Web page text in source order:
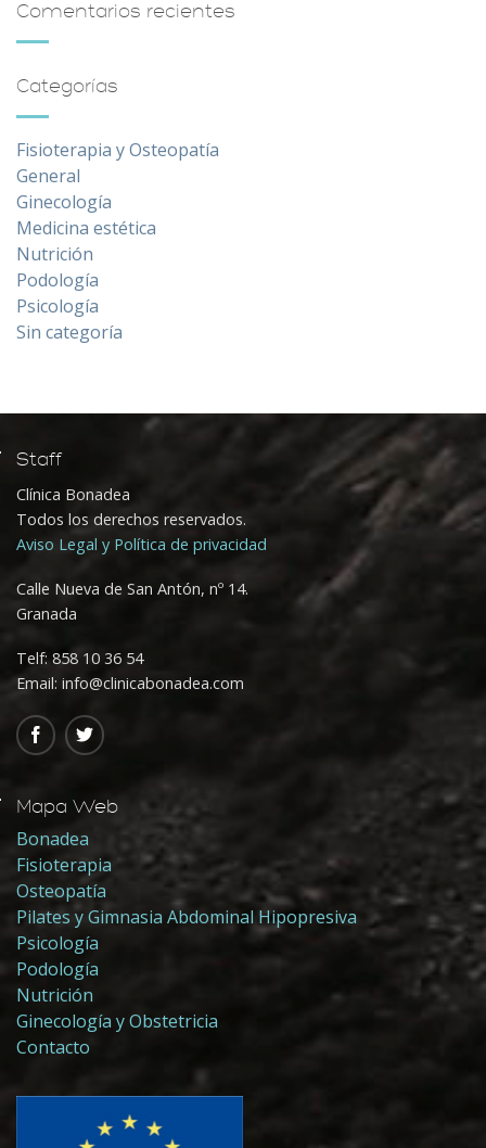
Comentarios recientes
Categorías
Fisioterapia y Osteopatía
General
Ginecología
Medicina estética
Nutrición
Podología
Psicología
Sin categoría
Staff
Clínica Bonadea
Todos los derechos reservados.
Aviso Legal y Política de privacidad
Calle Nueva de San Antón, nº 14.
Granada
Telf:858 10 36 54
Email: info@clinicabonadea.com
Mapa Web
Bonadea
Fisioterapia
Osteopatía
Pilates y Gimnasia Abdominal Hipopresiva
Psicología
Podología
Nutrición
Ginecología y Obstetricia
Contacto